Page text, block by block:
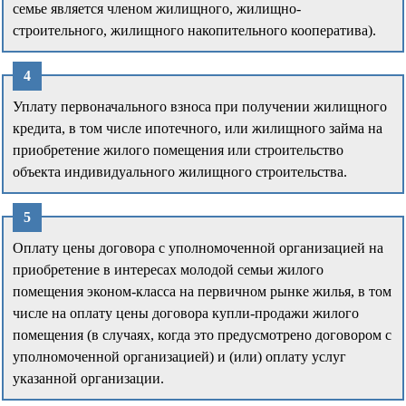
семье является членом жилищного, жилищно-
строительного, жилищного накопительного кооператива).
Уплату первоначального взноса при получении жилищного
кредита, в том числе ипотечного, или жилищного займа на
приобретение жилого помещения или строительство
объекта индивидуального жилищного строительства.
Оплату цены договора с уполномоченной организацией на
приобретение в интересах молодой семьи жилого
помещения эконом-класса на первичном рынке жилья, в том
числе на оплату цены договора купли-продажи жилого
помещения (в случаях, когда это предусмотрено договором с
уполномоченной организацией) и (или) оплату услуг
указанной организации.